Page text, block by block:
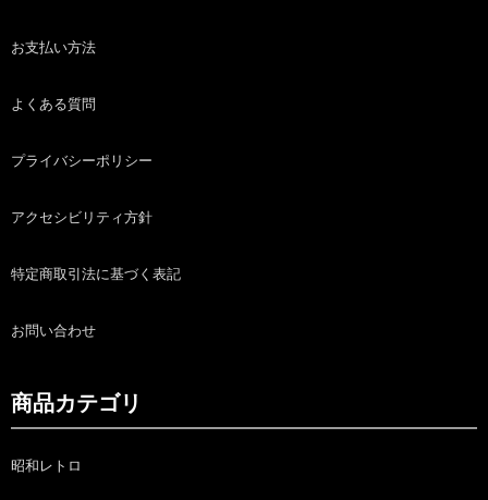
お支払い方法
よくある質問
プライバシーポリシー
アクセシビリティ方針
特定商取引法に基づく表記
お問い合わせ
商品カテゴリ
昭和レトロ